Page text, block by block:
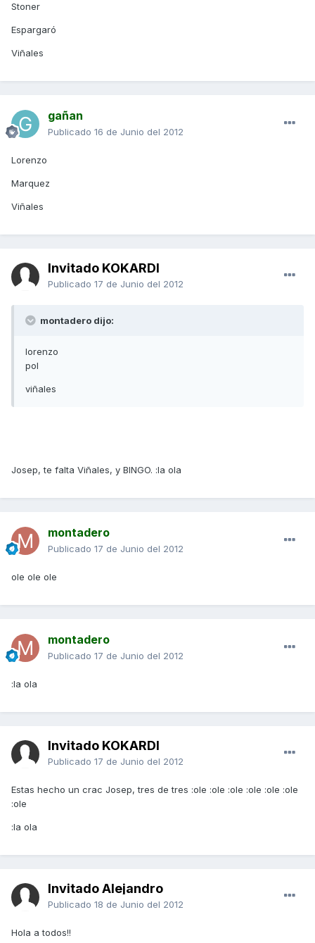
Stoner
Espargaró
Viñales
gañan
Publicado 16 de Junio del 2012
Lorenzo
Marquez
Viñales
Invitado KOKARDI
Publicado 17 de Junio del 2012
montadero dijo:
lorenzo
pol
viñales
Josep, te falta Viñales, y BINGO. :la ola
montadero
Publicado 17 de Junio del 2012
ole ole ole
montadero
Publicado 17 de Junio del 2012
:la ola
Invitado KOKARDI
Publicado 17 de Junio del 2012
Estas hecho un crac Josep, tres de tres :ole :ole :ole :ole :ole :ole
:ole
:la ola
Invitado Alejandro
Publicado 18 de Junio del 2012
Hola a todos!!